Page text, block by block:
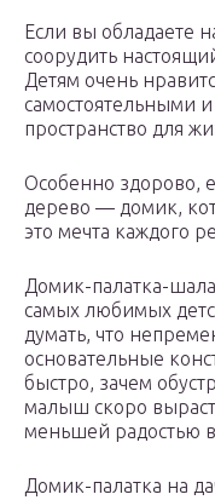
Если вы обладаете
соорудить
Детям очень
самостоятельными и
пространство для
Особенно здорово,
дерево — домик,
это мечта каждого
Домик-палатка-
самых любимых
думать, что
основательные
быстро, зачем
малыш скоро
меньшей радостью
Домик-палатка на